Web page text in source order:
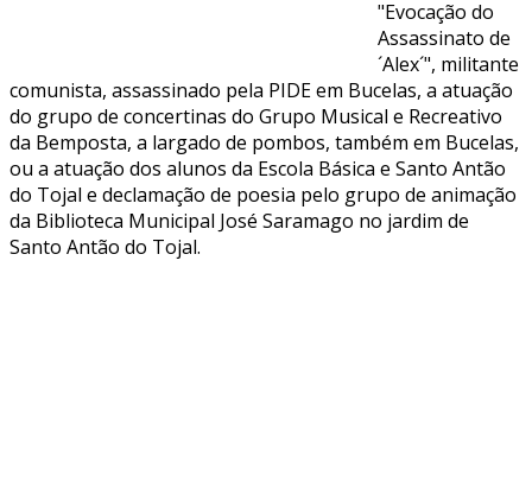
"Evocação do
Assassinato de
´Alex´", militante
comunista, assassinado pela PIDE em Bucelas, a atuação
do grupo de concertinas do Grupo Musical e Recreativo
da Bemposta, a largado de pombos, também em Bucelas,
ou a atuação dos alunos da Escola Básica e Santo Antão
do Tojal e declamação de poesia pelo grupo de animação
da Biblioteca Municipal José Saramago no jardim de
Santo Antão do Tojal.